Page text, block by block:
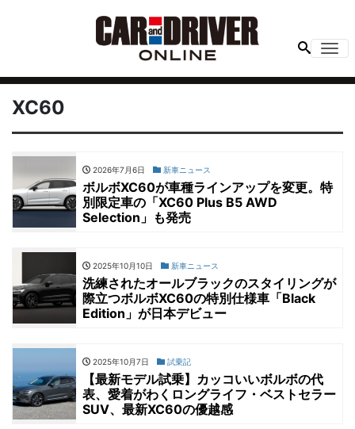
XC60
2026年7月6日 新車ニュース
ボルボXC60が車種ラインアップを変更。特
別限定車の「XC60 Plus B5 AWD
Selection」も発売
2025年10月10日 新車ニュース
洗練されたオールブラックのスタイリングが
際立つボルボXC60の特別仕様車「Black
Edition」が日本デビュー
2025年10月7日 試乗記
【最新モデル試乗】カッコいいボルボの代
表、愛着がわくロングライフ・ベストセラー
SUV、最新XC60の優越感